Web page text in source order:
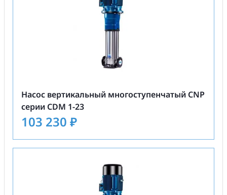
Насос вертикальный многоступенчатый CNP
серии CDM 1-23
103 230 ₽